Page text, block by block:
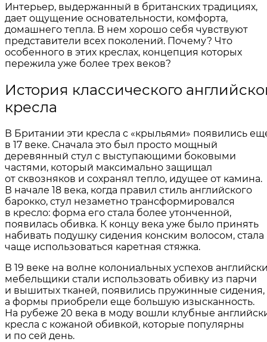
Интерьер, выдержанный в британских традициях,
дает ощущение основательности, комфорта,
домашнего тепла. В нем хорошо себя чувствуют
представители всех поколений. Почему? Что
особенного в этих креслах, концепция которых
пережила уже более трех веков?
История классического
кресла
В Британии эти кресла с «крыльями» появились
в 17 веке. Сначала это был просто мощный
деревянный стул с выступающими боковыми
частями, который максимально защищал
от сквозняков и сохранял тепло, идущее от камина.
В начале 18 века, когда правил стиль английского
барокко, стул незаметно трансформировался
в кресло: форма его стала более утонченной,
появилась обивка. К концу века уже было принять
набивать подушку сидения конским волосом, стала
чаще использоваться каретная стяжка.
В 19 веке на волне колониальных успехов
мебельщики стали использовать обивку из парчи
и вышитых тканей, появились пружинные сидения,
а формы приобрели еще большую изысканность.
На рубеже 20 века в моду вошли клубные
кресла с кожаной обивкой, которые популярны
и по сей день.